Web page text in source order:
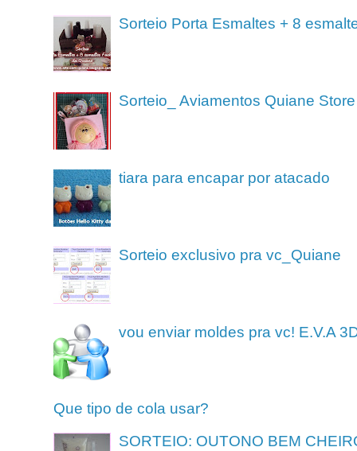
Sorteio Porta Esmaltes + 8
Sorteio_ Aviamentos Quiane Store
tiara para encapar por atacado
Sorteio exclusivo pra vc_Quiane
vou enviar moldes pra vc! E.V.A
Que tipo de cola usar?
SORTEIO: OUTONO BEM